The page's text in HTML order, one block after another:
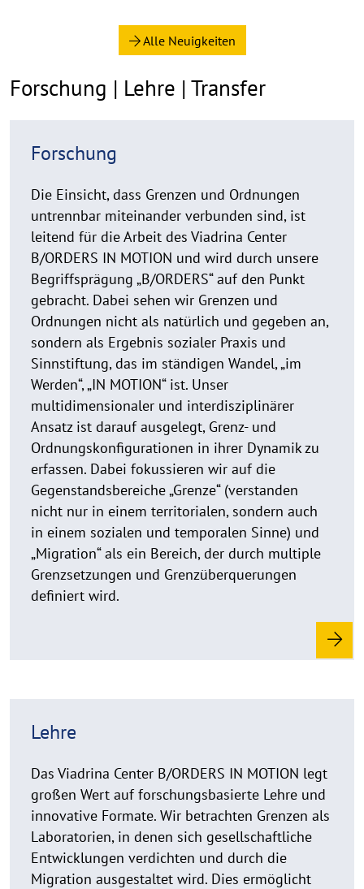
Alle Neuigkeiten
Forschung | Lehre | Transfer
Forschung
Die Einsicht, dass Grenzen und Ordnungen
untrennbar miteinander verbunden sind, ist
leitend für die Arbeit des Viadrina Center
B/ORDERS IN MOTION und wird durch unsere
Begriffsprägung „B/ORDERS“ auf den Punkt
gebracht. Dabei sehen wir Grenzen und
Ordnungen nicht als natürlich und gegeben an,
sondern als Ergebnis sozialer Praxis und
Sinnstiftung, das im ständigen Wandel, „im
Werden“, „IN MOTION“ ist. Unser
multidimensionaler und interdisziplinärer
Ansatz ist darauf ausgelegt, Grenz- und
Ordnungskonfigurationen in ihrer Dynamik zu
erfassen. Dabei fokussieren wir auf die
Gegenstandsbereiche „Grenze“ (verstanden
nicht nur in einem territorialen, sondern auch
in einem sozialen und temporalen Sinne) und
„Migration“ als ein Bereich, der durch multiple
Grenzsetzungen und Grenzüberquerungen
definiert wird.
Lehre
Das Viadrina Center B/ORDERS IN MOTION legt
großen Wert auf forschungsbasierte Lehre und
innovative Formate. Wir betrachten Grenzen als
Laboratorien, in denen sich gesellschaftliche
Entwicklungen verdichten und durch die
Migration ausgestaltet wird. Dies ermöglicht